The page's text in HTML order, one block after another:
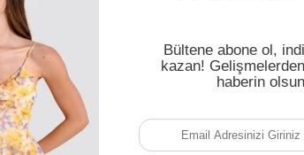
YENI ÜRÜN